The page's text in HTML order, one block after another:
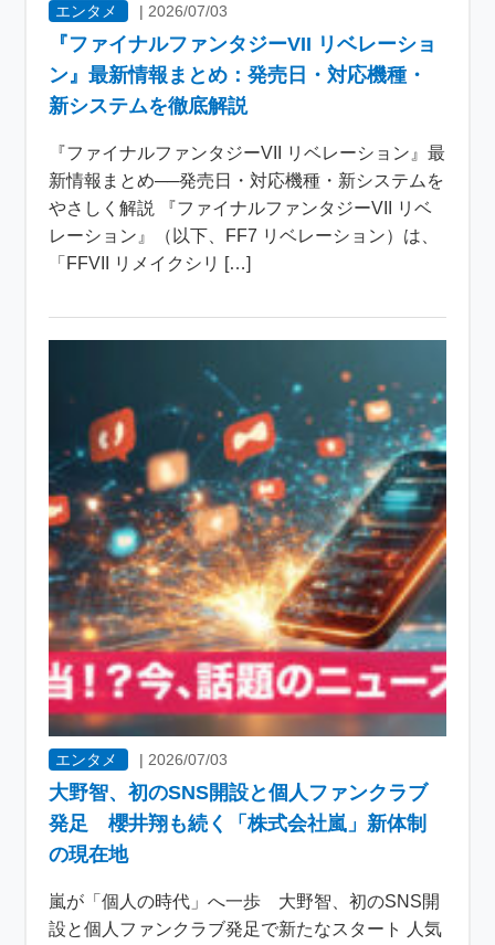
エンタメ | 2026/07/03
『ファイナルファンタジーVII リベレーショ
ン』最新情報まとめ：発売日・対応機種・
新システムを徹底解説
『ファイナルファンタジーVII リベレーション』最
新情報まとめ──発売日・対応機種・新システムを
やさしく解説 『ファイナルファンタジーVII リベ
レーション』（以下、FF7 リベレーション）は、
「FFVII リメイクシリ […]
エンタメ | 2026/07/03
大野智、初のSNS開設と個人ファンクラブ
発足 櫻井翔も続く「株式会社嵐」新体制
の現在地
嵐が「個人の時代」へ一歩 大野智、初のSNS開
設と個人ファンクラブ発足で新たなスタート 人気